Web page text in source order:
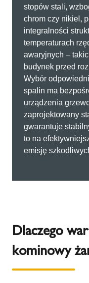
stopów stali,
chrom czy nikiel,
integralności
temperaturach
awaryjnych –
budynek przed
Wybór
spalin ma
urządzenia
zaprojektowany
gwarantuje
to na
emisję
Dlaczego
kominowy